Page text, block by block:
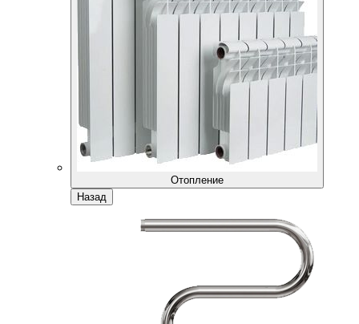
Отопление
Назад